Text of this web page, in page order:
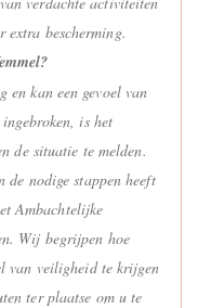
extra bescherming.
en kan een gevoel van
is het
de situatie te melden.
de nodige stappen heeft
Ambachtelijke
Wij begrijpen hoe
van veiligheid te krijgen
ter plaatse om u te